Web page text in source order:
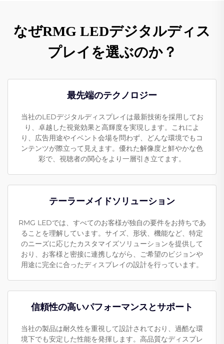
なぜRMG LEDデジタルディス
プレイを選ぶのか？
最先端のテクノロジー
当社のLEDデジタルディスプレイは最新技術を採用してお
り、卓越した視覚効果と高輝度を実現します。これによ
り、広告用途やイベント会場を問わず、どんな環境でもコ
ンテンツが際立って見えます。優れた解像度と鮮やかな色
彩で、視聴者の関心をより一層引き立てます。
テーラーメイドソリューション
RMG LEDでは、すべてのお客様が独自の要件をお持ちであ
ることを理解しています。サイズ、形状、機能など、特定
のニーズに応じたカスタマイズソリューションを提供して
おり、お客様と密接に連携しながら、ご希望のビジョンや
用途に完全に合ったディスプレイの設計を行っています。
信頼性の高いパフォーマンスとサポート
当社の製品は耐久性を重視して設計されており、過酷な環
境下でも安定した性能を発揮します。高品質なディスプレ